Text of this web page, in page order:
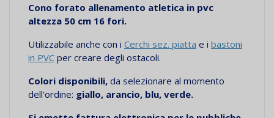
Cono forato allenamento atletica in pvc
altezza 50 cm 16 fori.
Utilizzabile anche con i Cerchi sez. piatta e i bastoni
in PVC per creare degli ostacoli.
Colori disponibili, da selezionare al momento
dell'ordine: giallo, arancio, blu, verde.